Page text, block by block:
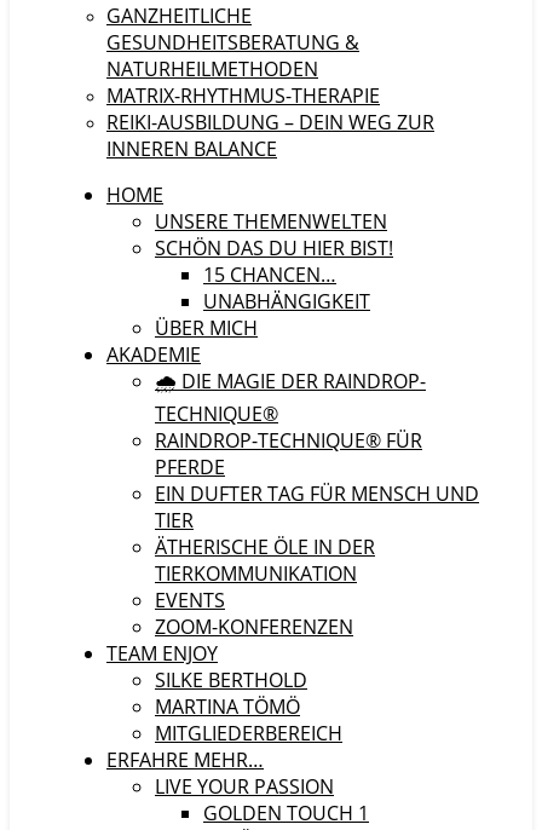
GANZHEITLICHE
GESUNDHEITSBERATUNG &
NATURHEILMETHODEN
MATRIX-RHYTHMUS-THERAPIE
REIKI-AUSBILDUNG – DEIN WEG ZUR
INNEREN BALANCE
HOME
UNSERE THEMENWELTEN
SCHÖN DAS DU HIER BIST!
15 CHANCEN…
UNABHÄNGIGKEIT
ÜBER MICH
AKADEMIE
🌧️ DIE MAGIE DER RAINDROP-
TECHNIQUE®
RAINDROP-TECHNIQUE® FÜR
PFERDE
EIN DUFTER TAG FÜR MENSCH UND
TIER
ÄTHERISCHE ÖLE IN DER
TIERKOMMUNIKATION
EVENTS
ZOOM-KONFERENZEN
TEAM ENJOY
SILKE BERTHOLD
MARTINA TÖMÖ
MITGLIEDERBEREICH
ERFAHRE MEHR…
LIVE YOUR PASSION
GOLDEN TOUCH 1